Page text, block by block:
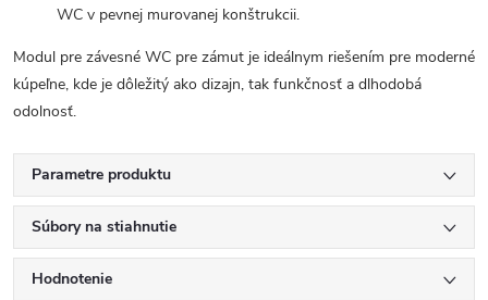
WC v pevnej murovanej konštrukcii.
Modul pre závesné WC pre zámut je ideálnym riešením pre moderné
kúpeľne, kde je dôležitý ako dizajn, tak funkčnosť a dlhodobá
odolnosť.
Parametre produktu
Súbory na stiahnutie
Hodnotenie